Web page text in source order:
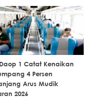
1 Catat Kenaikan
4 Persen
Arus Mudik
2026